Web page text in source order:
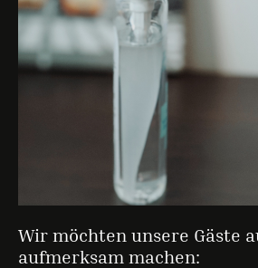
Wir möchten unsere Gäste
aufmerksam machen: